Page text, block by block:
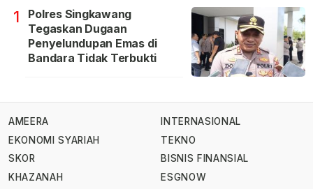
1
Polres Singkawang
Tegaskan Dugaan
Penyelundupan Emas di
Bandara Tidak Terbukti
AMEERA
EKONOMI SYARIAH
SKOR
KHAZANAH
INTERNASIONAL
TEKNO
BISNIS FINANSIAL
ESGNOW